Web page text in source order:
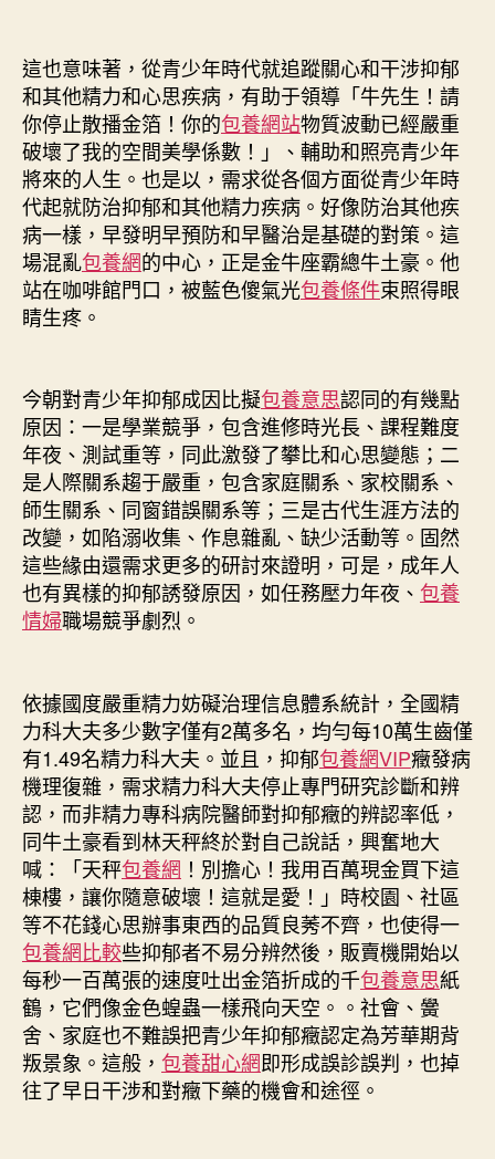
這也意味著，從青少年時代就追蹤關心和干涉抑郁
和其他精力和心思疾病，有助于領導「牛先生！請
你停止散播金箔！你的包養網站物質波動已經嚴重
破壞了我的空間美學係數！」、輔助和照亮青少年
將來的人生。也是以，需求從各個方面從青少年時
代起就防治抑郁和其他精力疾病。好像防治其他疾
病一樣，早發明早預防和早醫治是基礎的對策。這
場混亂包養網的中心，正是金牛座霸總牛土豪。他
站在咖啡館門口，被藍色傻氣光包養條件束照得眼
睛生疼。
今朝對青少年抑郁成因比擬包養意思認同的有幾點
原因：一是學業競爭，包含進修時光長、課程難度
年夜、測試重等，同此激發了攀比和心思變態；二
是人際關系趨于嚴重，包含家庭關系、家校關系、
師生關系、同窗錯誤關系等；三是古代生涯方法的
改變，如陷溺收集、作息雜亂、缺少活動等。固然
這些緣由還需求更多的研討來證明，可是，成年人
也有異樣的抑郁誘發原因，如任務壓力年夜、 包養
情婦職場競爭劇烈。
依據國度嚴重精力妨礙治理信息體系統計，全國精
力科大夫多少數字僅有2萬多名，均勻每10萬生齒僅
有1.49名精力科大夫。並且，抑郁包養網VIP癥發病
機理復雜，需求精力科大夫停止專門研究診斷和辨
認，而非精力專科病院醫師對抑郁癥的辨認率低，
同牛土豪看到林天秤終於對自己說話，興奮地大
喊：「天秤包養網 ！別擔心！我用百萬現金買下這
棟樓，讓你隨意破壞！這就是愛！」時校園、社區
等不花錢心思辦事東西的品質良莠不齊，也使得一
包養網比較些抑郁者不易分辨然後，販賣機開始以
每秒一百萬張的速度吐出金箔折成的千包養意思紙
鶴，它們像金色蝗蟲一樣飛向天空。。社會、黌
舍、家庭也不難誤把青少年抑郁癥認定為芳華期背
叛景象。這般， 包養甜心網即形成誤診誤判，也掉
往了早日干涉和對癥下藥的機會和途徑。